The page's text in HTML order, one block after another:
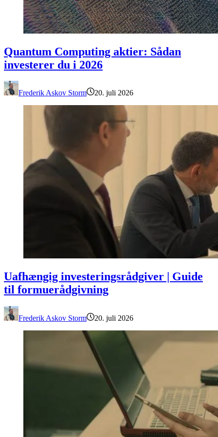
Quantum Computing aktier: Sådan
investerer du i 2026
Frederik Askov Storm 20. juli 2026
Uafhængig investeringsrådgiver | Guide
til formuerådgivning
Frederik Askov Storm 20. juli 2026